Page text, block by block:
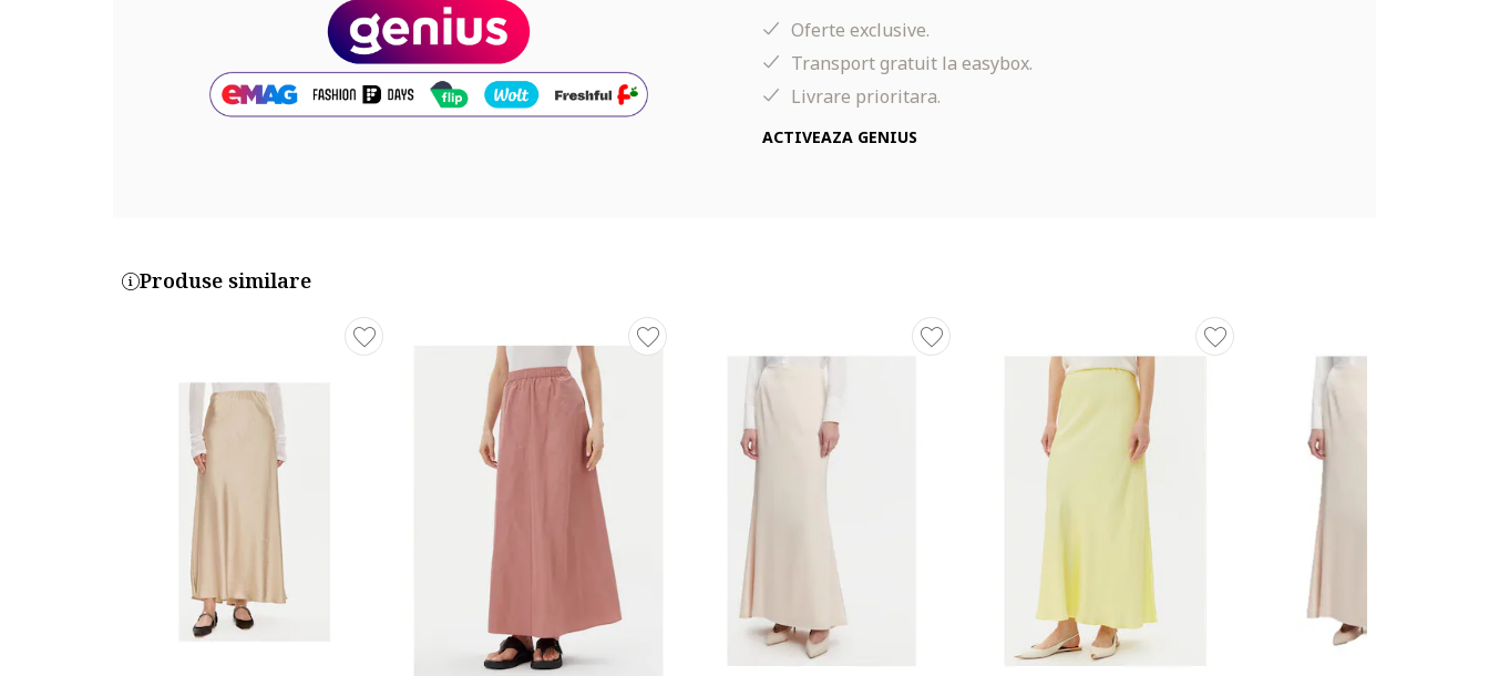
Oferte exclusive.
Transport gratuit la easybox.
Livrare prioritara.
ACTIVEAZA GENIUS
Produse similare